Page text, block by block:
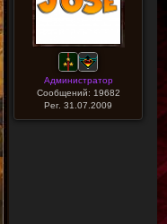
Администратор
Сообщений: 19682
Рег. 31.07.2009